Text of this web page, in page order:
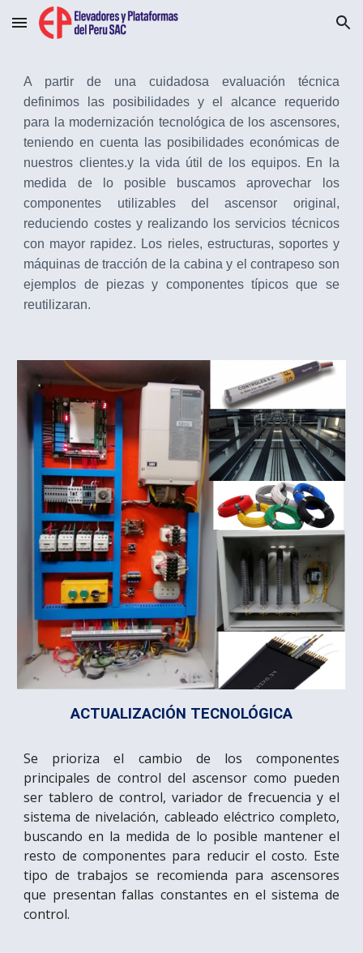
Skip to main content Skip to navigation
A partir de una cuidadosa evaluación técnica
definimos las posibilidades y el alcance requerido
para la modernización tecnológica de los ascensores,
teniendo en cuenta las posibilidades económicas de
nuestros clientes.y la vida útil de los equipos. En la
medida de lo posible buscamos aprovechar los
componentes utilizables del ascensor original,
reduciendo costes y realizando los servicios técnicos
con mayor rapidez. Los rieles, estructuras, soportes y
máquinas de tracción de la cabina y el contrapeso son
ejemplos de piezas y componentes típicos que se
reutilizaran.
ACTUALIZACIÓN TECNOLÓGICA
Se prioriza el cambio de los componentes
principales de control del ascensor como pueden
ser tablero de control, variador de frecuencia y el
sistema de nivelación, cableado eléctrico completo,
buscando en la medida de lo posible mantener el
resto de componentes para reducir el costo. Este
tipo de trabajos se recomienda para ascensores
que presentan fallas constantes en el sistema de
control.